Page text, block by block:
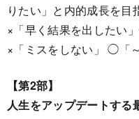
りたい」と内的成長を目
×「早く結果を出したい
×「ミスをしない」 ◯「
【第2部】
人生をアップデートする